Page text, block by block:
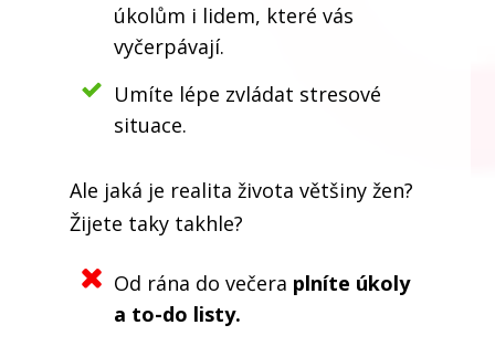
úkolům i lidem, které vás
vyčerpávají.
Umíte lépe zvládat stresové
situace.
Ale jaká je realita života většiny žen?
Žijete taky takhle?
Od rána do večera plníte úkoly
a to-do listy.